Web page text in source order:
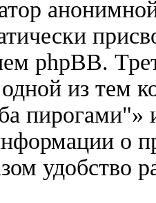
phpBB.
из тем
пирогами"»
о
удобство